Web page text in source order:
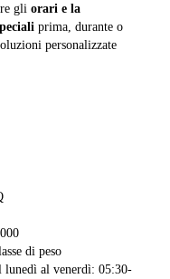
gli orari e la
prima, durante o
personalizzate
di peso
lunedì al venerdì: 05:30-